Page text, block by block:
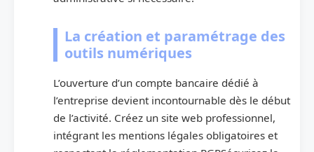
La création et paramétrage des
outils numériques
L’ouverture d’un compte bancaire dédié à
l’entreprise devient incontournable dès le début
de l’activité. Créez un site web professionnel,
intégrant les mentions légales obligatoires et